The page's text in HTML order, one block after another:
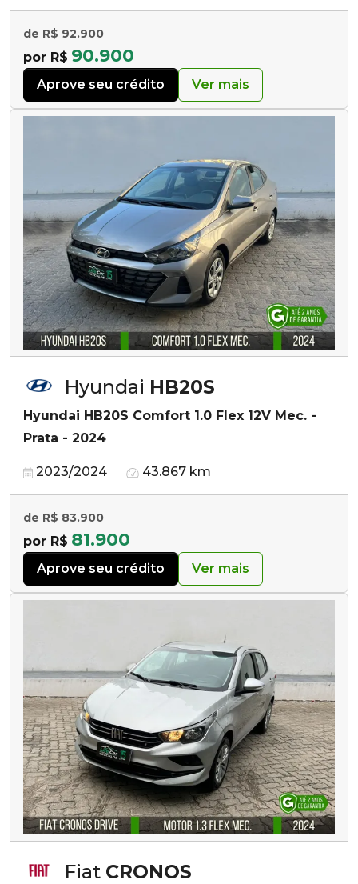
de R$ 92.900
por R$ 90.900
Aprove seu crédito Ver mais
Hyundai HB20S
Hyundai HB20S Comfort 1.0 Flex 12V Mec. -
Prata - 2024
2023/2024 43.867 km
de R$ 83.900
por R$ 81.900
Aprove seu crédito Ver mais
Fiat CRONOS